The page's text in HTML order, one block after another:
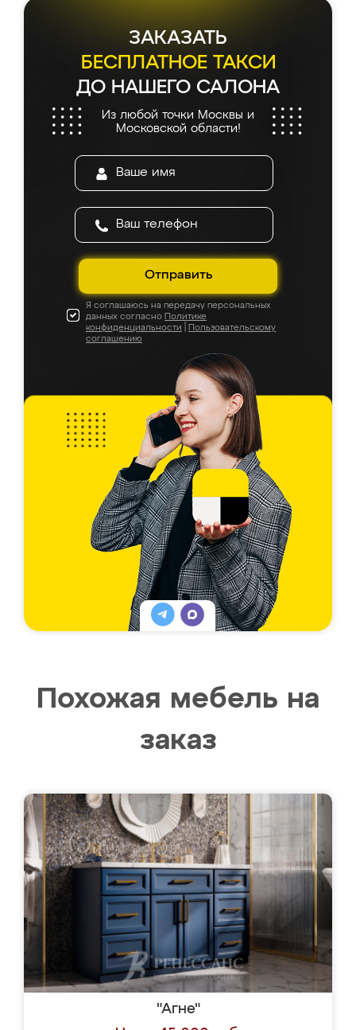
ЗАКАЗАТЬ
БЕСПЛАТНОЕ ТАКСИ
ДО НАШЕГО САЛОНА
Из любой точки Москвы и
Московской области!
Отправить
Я соглашаюсь на передачу персональных
данных согласно Политике
конфиденциальности
Пользовательскому
соглашению
Похожая мебель на
заказ
"Агне"